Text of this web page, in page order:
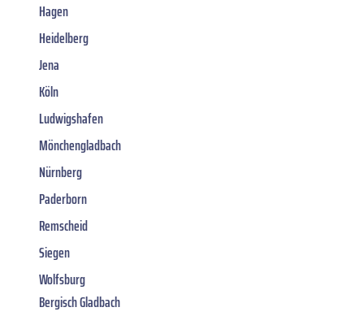
Hagen
Heidelberg
Jena
Köln
Ludwigshafen
Mönchengladbach
Nürnberg
Paderborn
Remscheid
Siegen
Wolfsburg
Bergisch Gladbach